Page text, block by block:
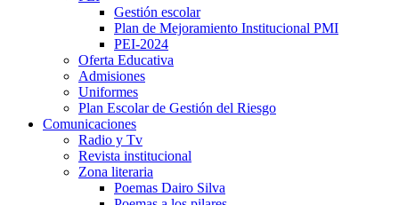
Gestión escolar
Plan de Mejoramiento Institucional PMI
PEI-2024
Oferta Educativa
Admisiones
Uniformes
Plan Escolar de Gestión del Riesgo
Comunicaciones
Radio y Tv
Revista institucional
Zona literaria
Poemas Dairo Silva